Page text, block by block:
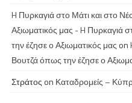
H Πυρκαγιά στο Μάτι και στο
Αξιωματικός μας - H Πυρκαγιά
την έζησε ο Αξιωματικός μας on
Βουτζά όπως την έζησε ο
Στράτος on Καταδρομείς –